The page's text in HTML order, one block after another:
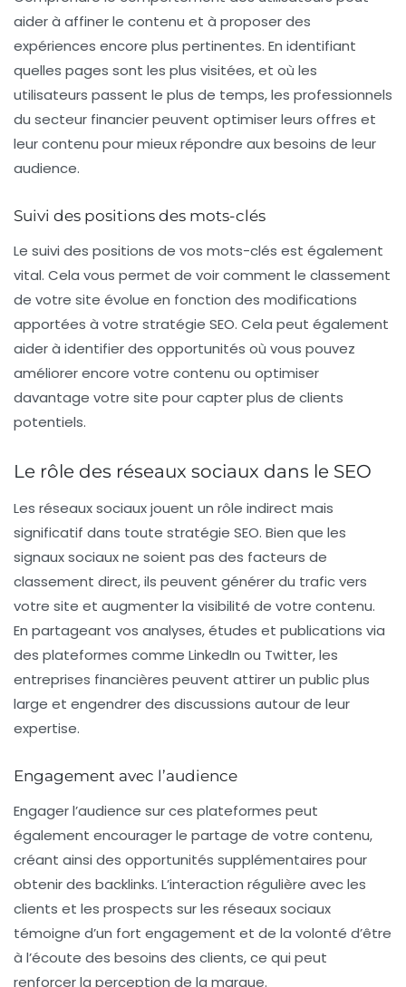
aider à affiner le contenu et à proposer des
expériences encore plus pertinentes. En identifiant
quelles pages sont les plus visitées, et où les
utilisateurs passent le plus de temps, les professionnels
du secteur financier peuvent optimiser leurs offres et
leur contenu pour mieux répondre aux besoins de leur
audience.
Suivi des positions des mots-clés
Le suivi des positions de vos mots-clés est également
vital. Cela vous permet de voir comment le classement
de votre site évolue en fonction des modifications
apportées à votre stratégie SEO. Cela peut également
aider à identifier des opportunités où vous pouvez
améliorer encore votre contenu ou optimiser
davantage votre site pour capter plus de clients
potentiels.
Le rôle des réseaux sociaux dans le SEO
Les réseaux sociauxjouent un rôle indirect mais
significatif dans toute stratégie SEO. Bien que les
signaux sociaux ne soient pas des facteurs de
classement direct, ils peuvent générer du trafic vers
votre site et augmenter la visibilité de votre contenu.
En partageant vos analyses, études et publications via
des plateformes comme LinkedIn ou Twitter, les
entreprises financières peuvent attirer un public plus
large et engendrer des discussions autour de leur
expertise.
Engagement avec l’audience
Engager l’audience sur ces plateformes peut
également encourager le partage de votre contenu,
créant ainsi des opportunités supplémentaires pour
obtenir des backlinks. L’interaction régulière avec les
clients et les prospects sur les réseaux sociaux
témoigne d’un fort engagement et de la volonté d’être
à l’écoute des besoins des clients, ce qui peut
renforcer la perception de la marque.